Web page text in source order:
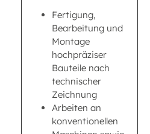
Fertigung,
Bearbeitung und
Montage
hochpräziser
Bauteile nach
technischer
Zeichnung
Arbeiten an
konventionellen